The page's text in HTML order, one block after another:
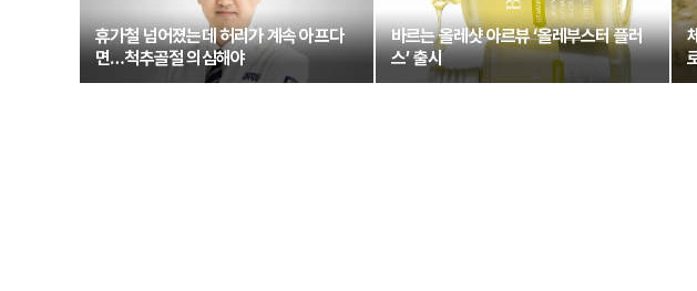
휴가철 넘어졌는데 허리가 계속 아프다
면…척추골절 의심해야
바르는 올레샷 아르뷰 ‘올레부스터 플러
스’ 출시